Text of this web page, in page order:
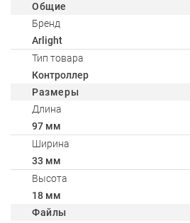
Общие
Бренд
Arlight
Тип товара
Контроллер
Размеры
Длина
97 мм
Ширина
33 мм
Высота
18 мм
Файлы